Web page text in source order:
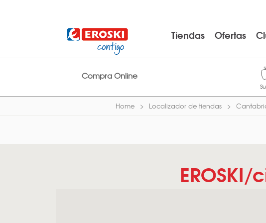
Tiendas Ofertas
Compra Online
Home Localizador de tiendas
EROSKI/